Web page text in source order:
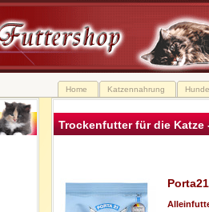
Home Katzennahrung
Trockenfutter für die Katze